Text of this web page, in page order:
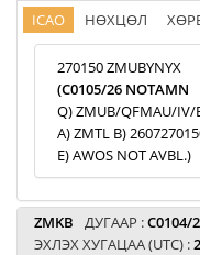
ICAO НӨХЦӨЛ
270150 ZMUBYNYX
(C0105/26 NOTAMN
Q) ZMUB/QFMAU/
A) ZMTL B)
E) AWOS NOT AVBL.)
ZMKB ДУГААР :C0104/
ЭХЛЭХ ХУГАЦАА (UTC) :